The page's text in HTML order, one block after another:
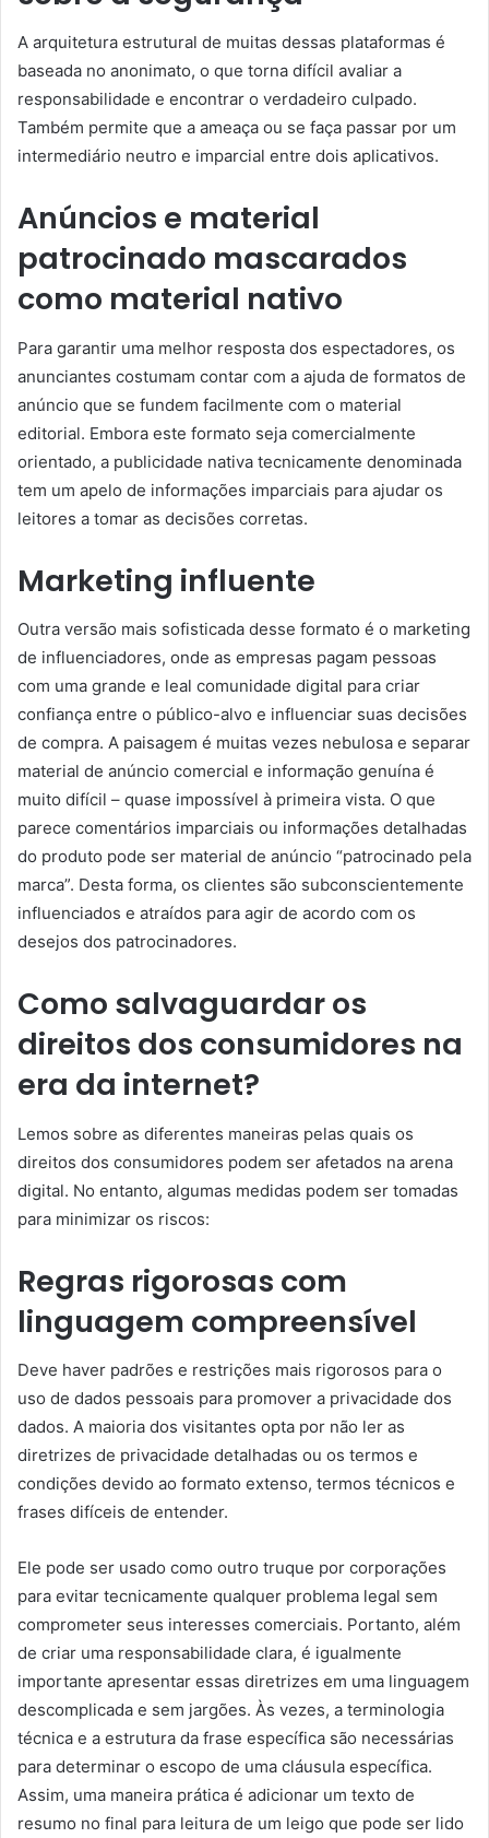
A arquitetura estrutural de muitas dessas plataformas é
baseada no anonimato, o que torna difícil avaliar a
responsabilidade e encontrar o verdadeiro culpado.
Também permite que a ameaça ou se faça passar por um
intermediário neutro e imparcial entre dois aplicativos.
Anúncios e material
patrocinado mascarados
como material nativo
Para garantir uma melhor resposta dos espectadores, os
anunciantes costumam contar com a ajuda de formatos de
anúncio que se fundem facilmente com o material
editorial. Embora este formato seja comercialmente
orientado, a publicidade nativa tecnicamente denominada
tem um apelo de informações imparciais para ajudar os
leitores a tomar as decisões corretas.
Marketing influente
Outra versão mais sofisticada desse formato é o marketing
de influenciadores, onde as empresas pagam pessoas
com uma grande e leal comunidade digital para criar
confiança entre o público-alvo e influenciar suas decisões
de compra. A paisagem é muitas vezes nebulosa e separar
material de anúncio comercial e informação genuína é
muito difícil – quase impossível à primeira vista. O que
parece comentários imparciais ou informações detalhadas
do produto pode ser material de anúncio “patrocinado pela
marca”. Desta forma, os clientes são subconscientemente
influenciados e atraídos para agir de acordo com os
desejos dos patrocinadores.
Como salvaguardar os
direitos dos consumidores na
era da internet?
Lemos sobre as diferentes maneiras pelas quais os
direitos dos consumidores podem ser afetados na arena
digital. No entanto, algumas medidas podem ser tomadas
para minimizar os riscos:
Regras rigorosas com
linguagem compreensível
Deve haver padrões e restrições mais rigorosos para o
uso de dados pessoais para promover a privacidade dos
dados. A maioria dos visitantes opta por não ler as
diretrizes de privacidade detalhadas ou os termos e
condições devido ao formato extenso, termos técnicos e
frases difíceis de entender.
Ele pode ser usado como outro truque por corporações
para evitar tecnicamente qualquer problema legal sem
comprometer seus interesses comerciais. Portanto, além
de criar uma responsabilidade clara, é igualmente
importante apresentar essas diretrizes em uma linguagem
descomplicada e sem jargões. Às vezes, a terminologia
técnica e a estrutura da frase específica são necessárias
para determinar o escopo de uma cláusula específica.
Assim, uma maneira prática é adicionar um texto de
resumo no final para leitura de um leigo que pode ser lido